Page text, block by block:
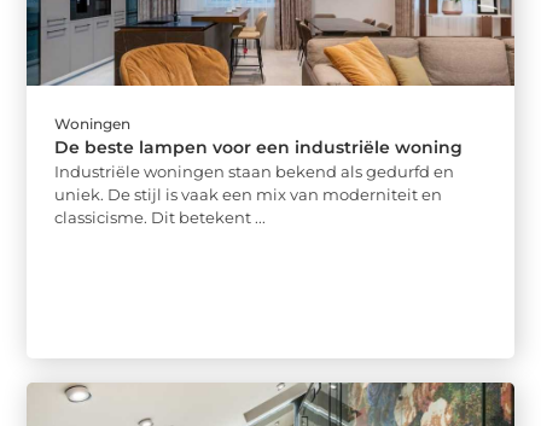
Woningen
De beste lampen voor een industriële woning
Industriële woningen staan ​​bekend als gedurfd en
uniek. De stijl is vaak een mix van moderniteit en
classicisme. Dit betekent ...